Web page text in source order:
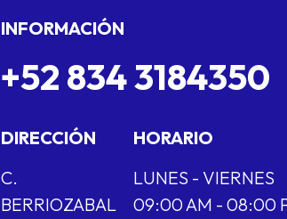
INFORMACIÓN
+52 834 3184350
DIRECCIÓN
C.
BERRIOZABAL
HORARIO
LUNES - VIERNES
09:00 AM - 08:00